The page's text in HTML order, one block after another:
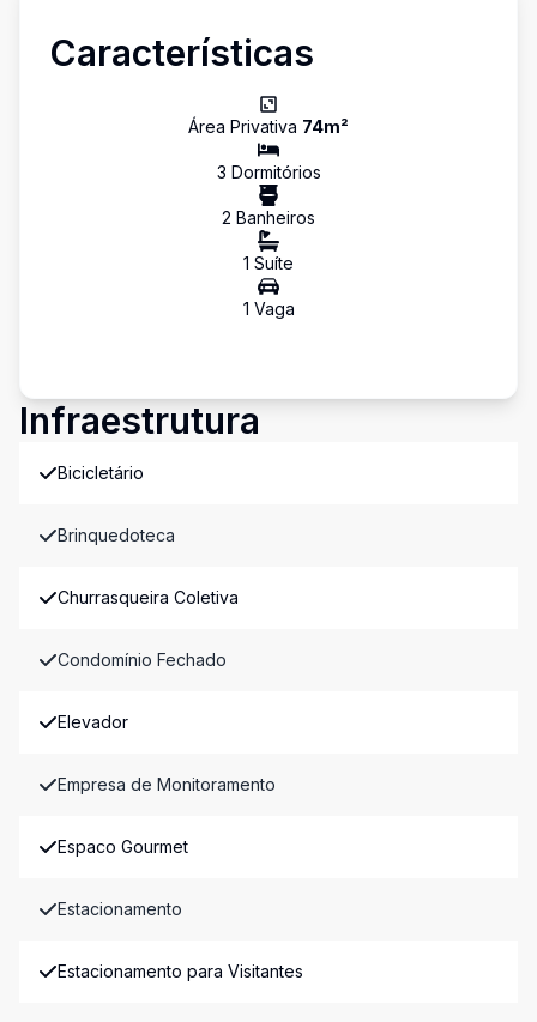
Características
Área Privativa 74m²
3 Dormitórios
2 Banheiros
1 Suíte
1 Vaga
Infraestrutura
Bicicletário
Brinquedoteca
Churrasqueira Coletiva
Condomínio Fechado
Elevador
Empresa de Monitoramento
Espaco Gourmet
Estacionamento
Estacionamento para Visitantes